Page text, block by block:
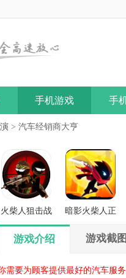
手机游戏 手
> 汽车经销商大亨
火柴人狙击战
场
暗影火柴人正
游戏介绍 游戏截图
需要为顾客提供最好的汽车服